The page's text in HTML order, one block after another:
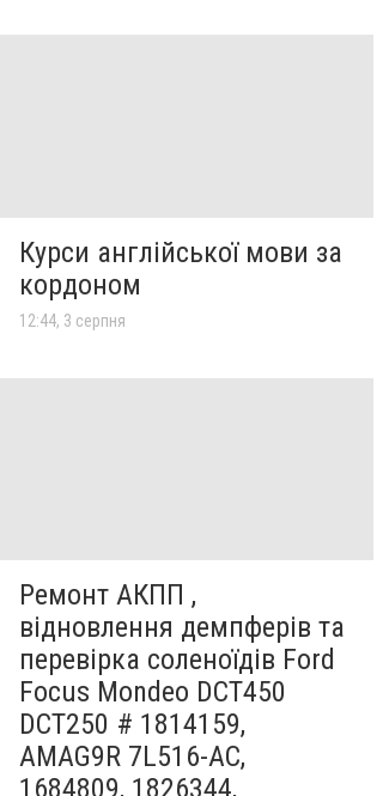
Курси англійської мови за
кордоном
12:44, 3 серпня
Ремонт АКПП ,
відновлення демпферів та
перевірка соленоїдів Ford
Focus Mondeo DCT450
DCT250 # 1814159,
AMAG9R 7L516-AC,
1684809, 1826344,